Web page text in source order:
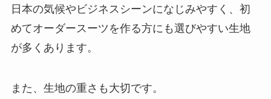
日本の気候やビジネスシーンになじみやすく、初
めてオーダースーツを作る方にも選びやすい生地
が多くあります。
また、生地の重さも大切です。